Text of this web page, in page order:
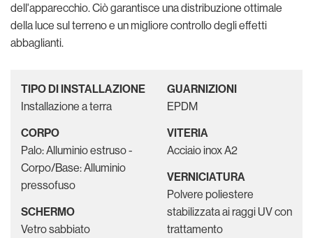
dell'apparecchio. Ciò garantisce una distribuzione ottimale
della luce sul terreno e un migliore controllo degli effetti
abbaglianti.
TIPO DI INSTALLAZIONE
Installazione a terra
CORPO
Palo: Alluminio estruso -
Corpo/Base: Alluminio
pressofuso
SCHERMO
Vetro sabbiato
GUARNIZIONI
EPDM
VITERIA
Acciaio inox A2
VERNICIATURA
Polvere poliestere
stabilizzata ai raggi UV con
trattamento